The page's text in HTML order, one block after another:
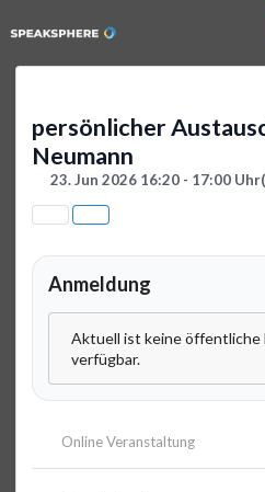
persönlicher
Neumann
23. Jun 2026 16:20 - 17:00 Uhr
Anmeldung
Aktuell ist keine öffentliche
verfügbar.
Online Veranstaltung